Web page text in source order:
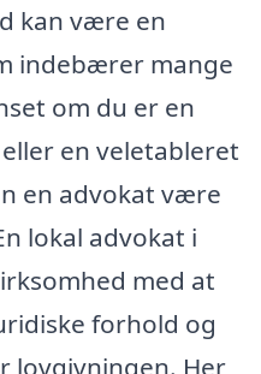
kan være en
indebærer mange
om du er en
en veletableret
en advokat være
lokal advokat i
med at
forhold og